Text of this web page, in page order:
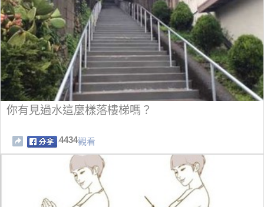
你有見過水這麼樣落樓梯嗎？
4434觀看